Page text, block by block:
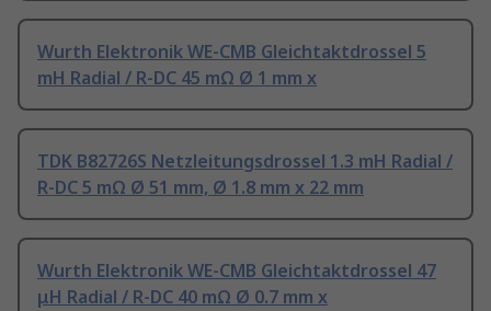
Wurth Elektronik WE-CMB Gleichtaktdrossel 5
mH Radial / R-DC 45 mΩ Ø 1 mm x
TDK B82726S Netzleitungsdrossel 1.3 mH Radial /
R-DC 5 mΩ Ø 51 mm, Ø 1.8 mm x 22 mm
Wurth Elektronik WE-CMB Gleichtaktdrossel 47
μH Radial / R-DC 40 mΩ Ø 0.7 mm x